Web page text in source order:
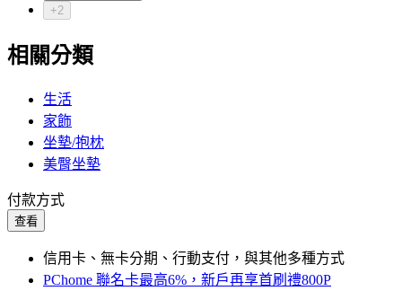
+2
相關分類
生活
家飾
坐墊/抱枕
美臀坐墊
付款方式
查看
信用卡、無卡分期、行動支付，與其他多種方式
PChome 聯名卡最高6%，新戶再享首刷禮800P